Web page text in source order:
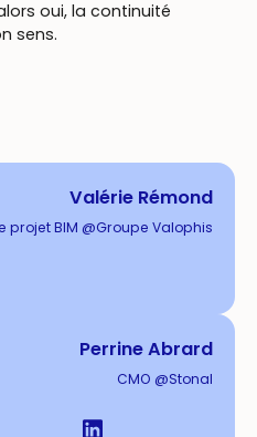
Valérie Rémond
projet BIM @Groupe Valophis
Perrine Abrard
CMO @Stonal
oui, la continuité
sens.